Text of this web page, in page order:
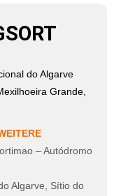
do Algarve
Grande,
– Autódromo
Algarve
Sítio do